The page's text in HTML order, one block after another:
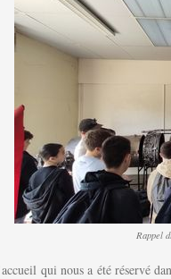
Rappel
qui nous a été réservé